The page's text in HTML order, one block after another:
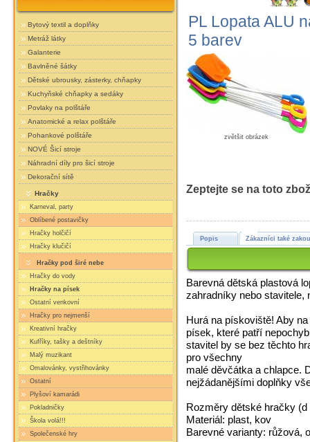
Bytový textil a doplňky
Metráž látky
Galanterie
Bavlněné šátky
Dětské ubrousky, zásterky, chňapky
Kuchyňské chňapky a sedáky
Povlaky na polštáře
Anatomické a relax polštáře
Pohankové polštáře
NOVÉ Šicí stroje
Náhradní díly pro šicí stroje
Dekorační sítě
Hračky
Karneval, party
Oblíbené postavičky
Hračky holčičí
Hračky klučičí
Hračky pod širé nebe
Hračky do vody
Hračky na písek
Ostatní venkovní
Hračky pro nejmenší
Kreativní hračky
Kufříky, tašky a deštníky
Malý muzikant
Omalovánky, vystřihovánky
Ostatní
Plyšoví kamarádi
Pokladničky
Škola volá!!!
Společenské hry
PL Lopata ALU
5 barev
zvětšit obrázek
Zeptejte se na toto
Popis Zákazníci také
Barevná dětská plastová
zahradníky nebo stavitele,
Hurá na pískoviště! Aby
písek, které patří
stavitel by se bez těchto
pro všechny
malé děvčátka a chlapce.
nejžádanějšími doplňky
Rozměry dětské hračky
Materiál: plast, kov
Barevné varianty: růžová,